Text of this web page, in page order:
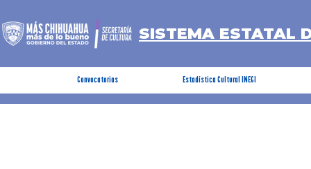
SISTEMA ESTATAL
Convocatorias Estadística Cultural INEGI